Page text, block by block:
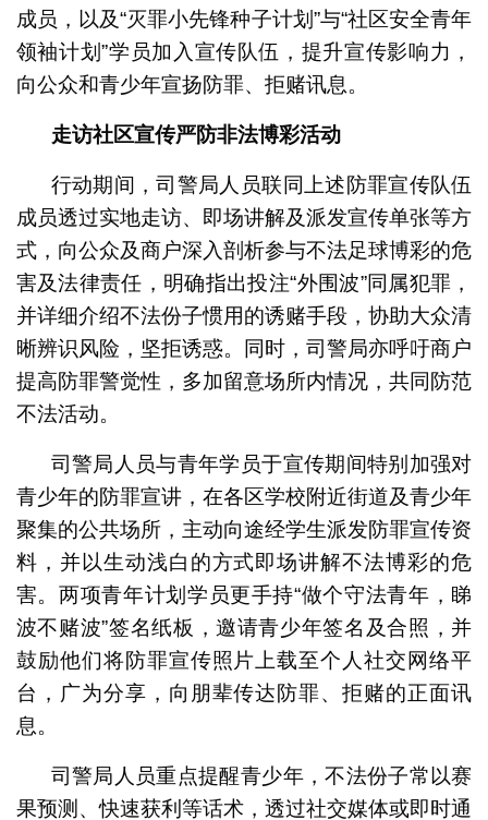
成员，以及“灭罪小先锋种子计划”与“社区安全青年
领袖计划”学员加入宣传队伍，提升宣传影响力，
向公众和青少年宣扬防罪、拒赌讯息。
走访社区宣传严防非法博彩活动
行动期间，司警局人员联同上述防罪宣传队伍
成员透过实地走访、即场讲解及派发宣传单张等方
式，向公众及商户深入剖析参与不法足球博彩的危
害及法律责任，明确指出投注“外围波”同属犯罪，
并详细介绍不法份子惯用的诱赌手段，协助大众清
晰辨识风险，坚拒诱惑。同时，司警局亦呼吁商户
提高防罪警觉性，多加留意场所内情况，共同防范
不法活动。
司警局人员与青年学员于宣传期间特别加强对
青少年的防罪宣讲，在各区学校附近街道及青少年
聚集的公共场所，主动向途经学生派发防罪宣传资
料，并以生动浅白的方式即场讲解不法博彩的危
害。两项青年计划学员更手持“做个守法青年，睇
波不赌波”签名纸板，邀请青少年签名及合照，并
鼓励他们将防罪宣传照片上载至个人社交网络平
台，广为分享，向朋辈传达防罪、拒赌的正面讯
息。
司警局人员重点提醒青少年，不法份子常以赛
果预测、快速获利等话术，透过社交媒体或即时通